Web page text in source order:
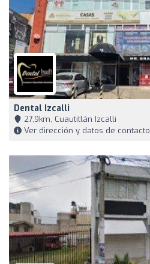
Dental Izcalli
27,9km, Cuautitlán Izcalli
Ver dirección y datos de contacto